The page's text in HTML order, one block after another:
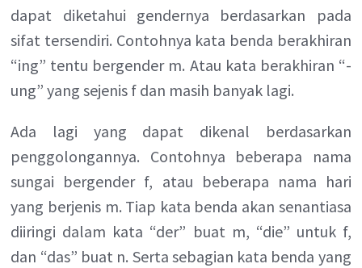
dapat diketahui gendernya berdasarkan pada
sifat tersendiri. Contohnya kata benda berakhiran
“ing” tentu bergender m. Atau kata berakhiran “-
ung” yang sejenis f dan masih banyak lagi.
Ada lagi yang dapat dikenal berdasarkan
penggolongannya. Contohnya beberapa nama
sungai bergender f, atau beberapa nama hari
yang berjenis m. Tiap kata benda akan senantiasa
diiringi dalam kata “der” buat m, “die” untuk f,
dan “das” buat n. Serta sebagian kata benda yang